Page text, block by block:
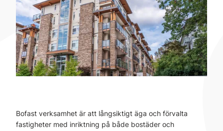
Bofast verksamhet är att långsiktigt äga och förvalta
fastigheter med inriktning på både bostäder och